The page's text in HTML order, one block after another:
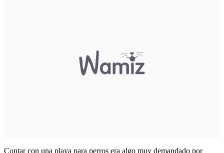
Contar con una playa para perros era algo muy demandado por